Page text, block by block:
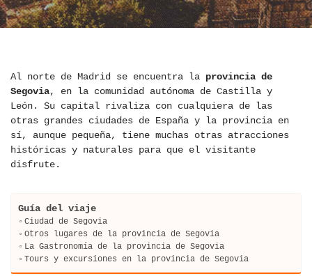
Al norte de Madrid se encuentra la provincia de
Segovia, en la comunidad autónoma de Castilla y
León. Su capital rivaliza con cualquiera de las
otras grandes ciudades de España y la provincia en
sí, aunque pequeña, tiene muchas otras atracciones
históricas y naturales para que el visitante
disfrute.
Guía del viaje
Ciudad de Segovia
Otros lugares de la provincia de Segovia
La Gastronomía de la provincia de Segovia
Tours y excursiones en la provincia de Segovia